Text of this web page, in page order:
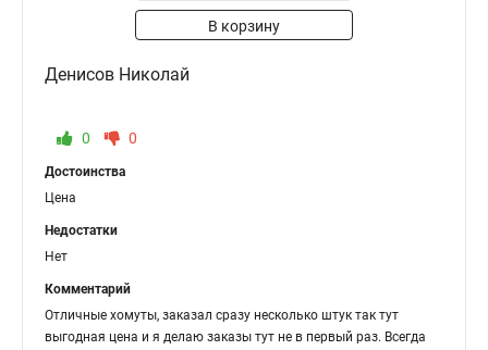
В корзину
Денисов Николай
0 0
Достоинства
Цена
Недостатки
Нет
Комментарий
Отличные хомуты, заказал сразу несколько штук так тут
выгодная цена и я делаю заказы тут не в первый раз. Всегда